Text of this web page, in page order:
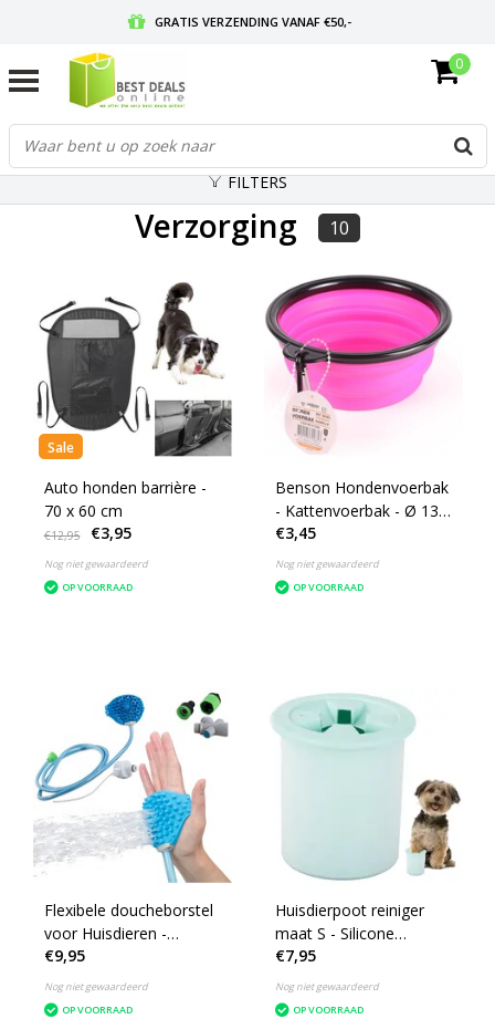
GRATIS VERZENDING VANAF €50,-
GRATIS RETOURNEREN EN 30 DAGEN BEDENKTIJD
0
FILTERS
Verzorging 10
Sale
Auto honden barrière -
70 x 60 cm
€12,95 €3,95
Nog niet gewaardeerd
OP VOORRAAD
Benson Hondenvoerbak
- Kattenvoerbak - Ø 13
cm - Opvouwbaar -
Roze
€3,45
Nog niet gewaardeerd
OP VOORRAAD
Flexibele doucheborstel
voor Huisdieren -
Massageborstel - Slang
160cm - Hond - 18mm
3/4 inch
€9,95
Nog niet gewaardeerd
OP VOORRAAD
Huisdierpoot reiniger
maat S - Silicone
borstels - Verzorging
Hond - Honden Wassen
- katten poten - Assorti
€7,95
Nog niet gewaardeerd
OP VOORRAAD